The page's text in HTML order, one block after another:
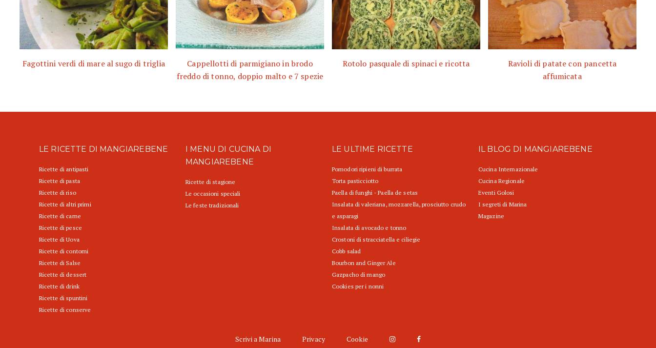
Fagottini verdi di mare al sugo di triglia
Cappellotti di parmigiano in brodo
freddo di tonno, doppio malto e 7 spezie
Rotolo pasquale di spinaci e ricotta
Ravioli di patate con pancetta
affumicata
LE RICETTE DI MANGIAREBENE
Ricette di antipasti
Ricette di pasta
Ricette di riso
Ricette di altri primi
Ricette di carne
Ricette di pesce
Ricette di Uova
Ricette di contorni
Ricette di Salse
Ricette di dessert
Ricette di drink
Ricette di spuntini
Ricette di conserve
I MENU DI CUCINA DI
MANGIAREBENE
Ricette di stagione
Le occasioni speciali
Le feste tradizionali
LE ULTIME RICETTE
Pomodori ripieni di burrata
Torta pasticciotto
Paella di funghi - Paella de setas
Insalata di valeriana, mozzarella, prosciutto crudo
e asparagi
Insalata di avocado e tonno
Crostoni di stracciatella e ciliegie
Cobb salad
Bourbon and Ginger Ale
Gazpacho di mango
Cookies per i nonni
IL BLOG DI MANGIAREBENE
Cucina Internazionale
Cucina Regionale
Eventi Golosi
I segreti di Marina
Magazine
Scrivi a Marina Privacy Cookie